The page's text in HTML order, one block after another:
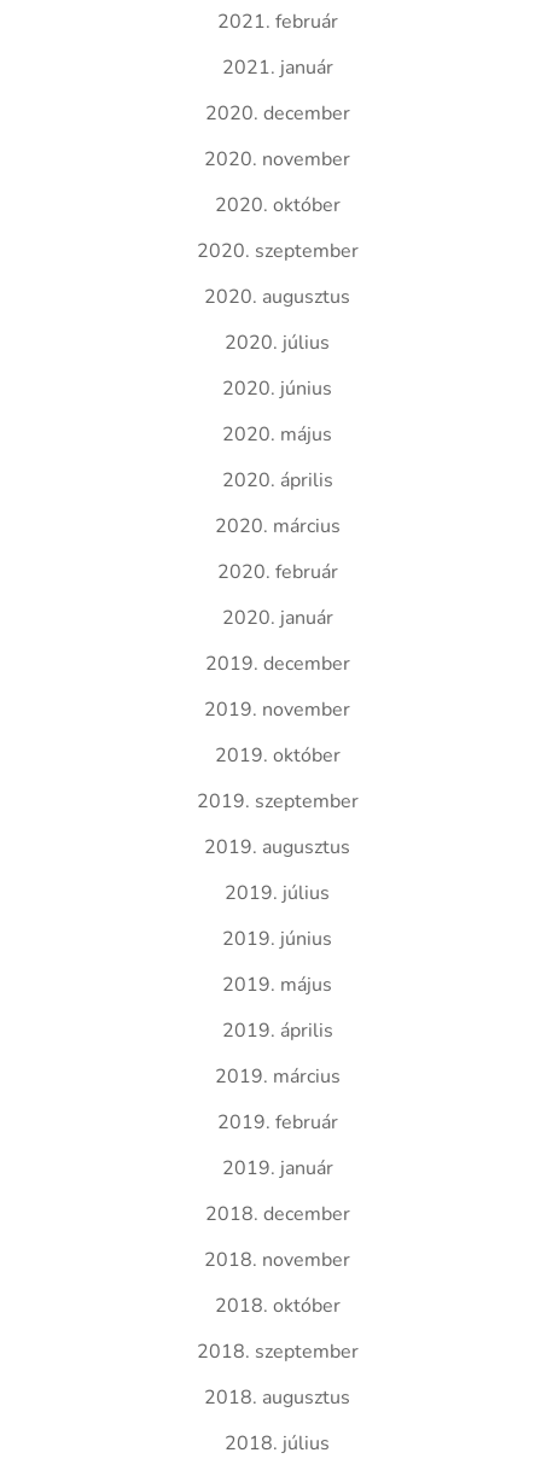
2021. február
2021. január
2020. december
2020. november
2020. október
2020. szeptember
2020. augusztus
2020. július
2020. június
2020. május
2020. április
2020. március
2020. február
2020. január
2019. december
2019. november
2019. október
2019. szeptember
2019. augusztus
2019. július
2019. június
2019. május
2019. április
2019. március
2019. február
2019. január
2018. december
2018. november
2018. október
2018. szeptember
2018. augusztus
2018. július